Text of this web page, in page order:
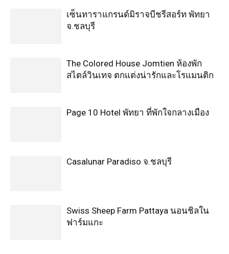
เซ็นทาราแกรนด์มิราจบีชรีสอร์ท พัทยา
จ.ชลบุรี
The Colored House Jomtien ห้องพัก
สไตล์วินเทจ ตกแต่งน่ารักและโรแมนติก
Page 10 Hotel พัทยา ที่พักใจกลางเมือง
Casalunar Paradiso จ.ชลบุรี
Swiss Sheep Farm Pattaya นอนชิลใน
ฟาร์มแกะ